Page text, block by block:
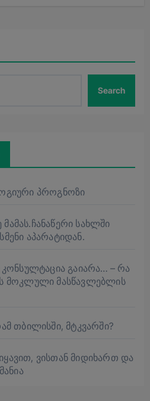
Search
პროგნოზი
მამას.ჩანაწერი სახლში
აპარატიდან.
კონსულტაცია გაიარა… – რა
მოკლული მასწავლებლის
თბილისში, მტკვარში?
ვისთან მიდიხართ და